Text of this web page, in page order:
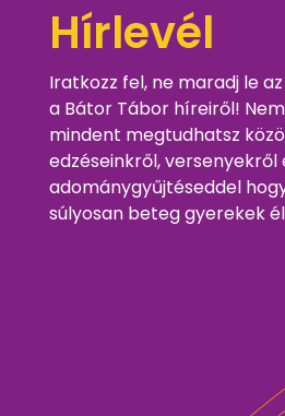
Hírlevél
Iratkozz fel, ne maradj le
a Bátor Tábor híreiről!
mindent megtudhatsz
edzéseinkről, versenyekről
adománygyűjtéseddel
súlyosan beteg gyerekek